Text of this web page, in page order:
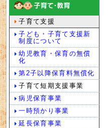
子育て支援
子ども・子育て支援新
制度について
幼児教育・保育の無償
化
第2子以降保育料無償化
子育て短期支援事業
病児保育事業
一時預かり事業
延長保育事業